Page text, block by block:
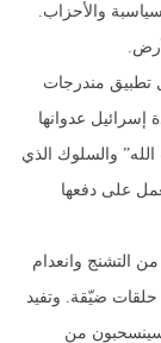
والأحزاب.
تطبيق مندرجات
إسرائيل عدوانها
والسلوك الذي
على دفعها
التشنج وانعدام
حلقات ضيّقة. وتفيد
سينسحبون من